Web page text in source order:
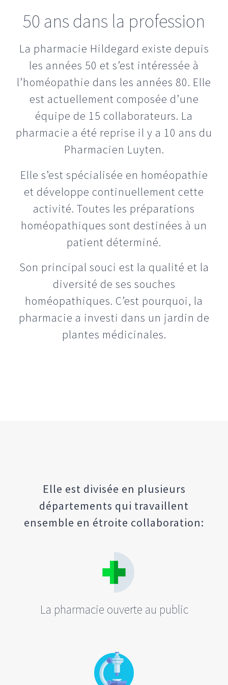
50 ans dans la profession
La pharmacie Hildegard existe depuis
les années 50 et s’est intéressée à
l’homéopathie dans les années 80. Elle
est actuellement composée d’une
équipe de 15 collaborateurs. La
pharmacie a été reprise il y a 10 ans du
Pharmacien Luyten.
Elle s’est spécialisée en homéopathie
et développe continuellement cette
activité. Toutes les préparations
homéopathiques sont destinées à un
patient déterminé.
Son principal souci est la qualité et la
diversité de ses souches
homéopathiques. C’est pourquoi, la
pharmacie a investi dans un jardin de
plantes médicinales.
Elle est divisée en plusieurs
départements qui travaillent
ensemble en étroite collaboration:
La pharmacie ouverte au public